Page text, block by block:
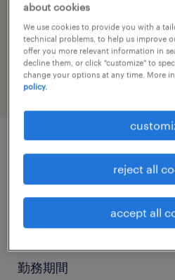
job category
warehousing &
job details
職種
仕分け・ピッキング・梱包
勤務期間
about cookies
We use cookies to provide you with a
technical problems, to help us improve
offer you more relevant information in
decline them, or click "customize" to
change your options at any time. More
policy.
reject all
accept all